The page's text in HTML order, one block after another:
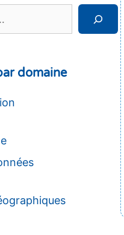
domaine